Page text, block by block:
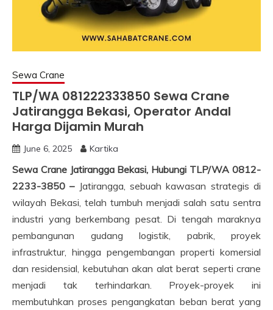
Sewa Crane
TLP/WA 081222333850 Sewa Crane
Jatirangga Bekasi, Operator Andal
Harga Dijamin Murah
June 6, 2025 Kartika
Sewa Crane Jatirangga Bekasi, Hubungi TLP/WA 0812-
2233-3850 – Jatirangga, sebuah kawasan strategis di
wilayah Bekasi, telah tumbuh menjadi salah satu sentra
industri yang berkembang pesat. Di tengah maraknya
pembangunan gudang logistik, pabrik, proyek
infrastruktur, hingga pengembangan properti komersial
dan residensial, kebutuhan akan alat berat seperti crane
menjadi tak terhindarkan. Proyek-proyek ini
membutuhkan proses pengangkatan beban berat yang